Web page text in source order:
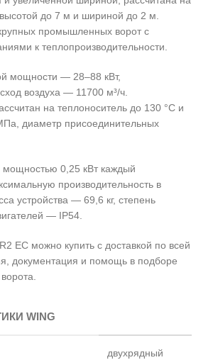
до 7 м и шириной до 2 м.
промышленных ворот с
к теплопроизводительности.
мощности — 28–88 кВт,
воздуха — 11700 м³/ч.
на теплоноситель до 130 °C и
диаметр присоединительных
мощностью 0,25 кВт каждый
производительность в
устройства — 69,6 кг, степень
— IP54.
EC можно купить с доставкой по всей
документация и помощь в подборе
WING
двухрядный